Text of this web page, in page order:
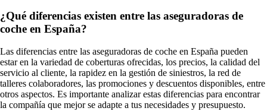
¿Qué diferencias existen entre las aseguradoras de
coche en España?
Las diferencias entre las aseguradoras de coche en España pueden
estar en la variedad de coberturas ofrecidas, los precios, la calidad del
servicio al cliente, la rapidez en la gestión de siniestros, la red de
talleres colaboradores, las promociones y descuentos disponibles, entre
otros aspectos. Es importante analizar estas diferencias para encontrar
la compañía que mejor se adapte a tus necesidades y presupuesto.